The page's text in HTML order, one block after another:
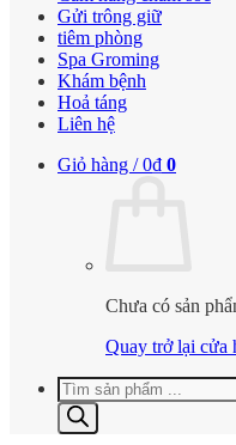
Gửi trông giữ
tiêm phòng
Spa Groming
Khám bệnh
Hoả táng
Liên hệ
Giỏ hàng /0₫ 0
Chưa có sản
Quay trở lại cửa
Tìm
kiếm
sản